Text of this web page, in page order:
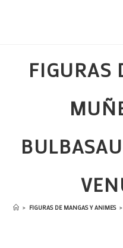
FIGURAS
> FIGURAS DE MANGAS Y ANIMES >